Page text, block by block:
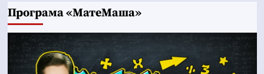
Програма «МатеМаша»